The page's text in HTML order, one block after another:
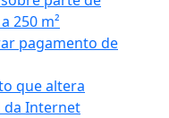
250 m²
pagamento de
que altera
da Internet